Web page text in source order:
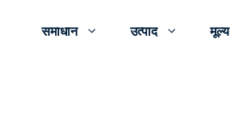
समाधान उत्पाद मूल्य